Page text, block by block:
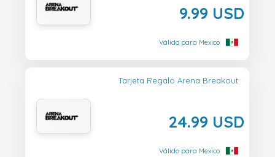
9.99 USD
Válido para Mexico
Tarjeta Regalo Arena Breakout
24.99 USD
Válido para Mexico